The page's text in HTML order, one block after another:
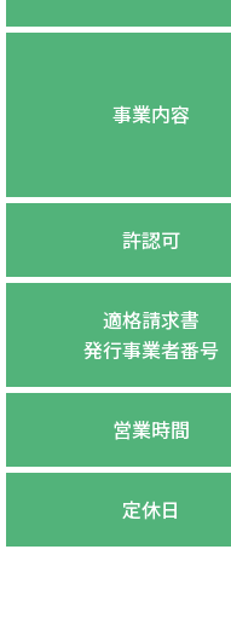
事業内容
許認可
適格請求書
発行事業者番号
営業時間
定休日